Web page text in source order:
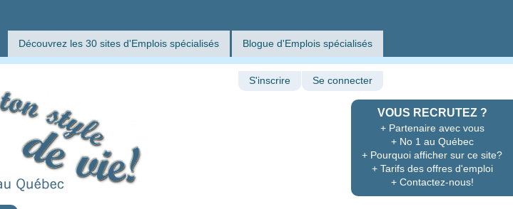
Découvrez les 30 sites d'Emplois spécialisés Blogue d'Emplois spécialisés
VOUS RECRUTEZ ?
+ Partenaire avec vous
+ No 1 au Québec
+ Pourquoi afficher sur ce site?
+ Tarifs des offres d'emploi
+ Contactez-nous!
S'inscrire Se connecter